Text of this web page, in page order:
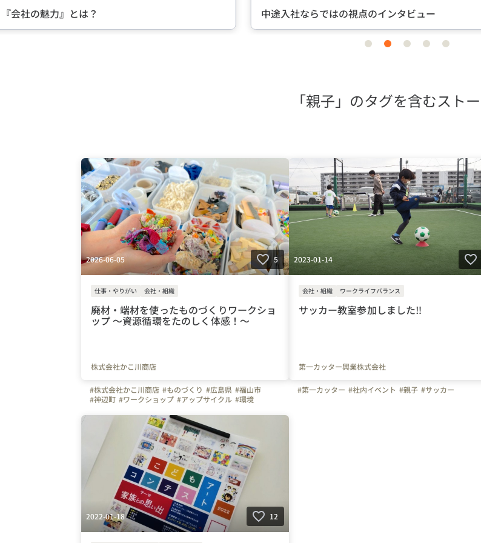
会社の魅力』とは？ 中途入社ならではの視点のインタビュー
item item item item item
「親子」のタグを含むスト
2026-06-05 5
仕事・やりがい 会社・組織
廃材・端材を使ったものづくりワークショ
ップ 〜資源循環をたのしく体感！〜
株式会社かこ川商店
#株式会社かこ川商店 #ものづくり #広島県 #福山市
#神辺町 #ワークショップ #アップサイクル #環境
#親子 #まちづくり #かこ川商店
2023-01-14
会社・組織 ワークライフバランス
サッカー教室参加しました‼
第一カッター興業株式会社
#第一カッター #社内イベント #親子 #サッカー
2022-01-18 12